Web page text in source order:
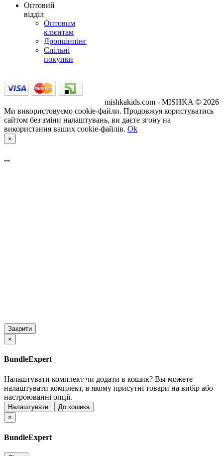
Оптовий
відділ
Оптовим
клієнтам
Дропшипінг
Спільні
покупки
mishkakids.com - MISHKA © 2026
Ми використовуємо cookie-файли. Продовжуя користуватись
сайтом без зміни налаштувань, ви даєте згону на
використання ваших cookie-файлів. Ok
×
...
Закрити
×
BundleExpert
Налаштувати комплект чи додати в кошик? Вы можете
налаштувати комплект, в якому присутні товари на вибір або
настроюванні опції.
Налаштувати
До кошика
×
BundleExpert